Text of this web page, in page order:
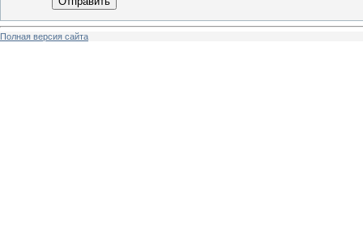
Полная версия сайта